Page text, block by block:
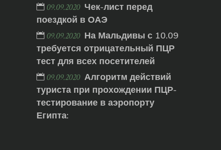
09.09.2020 Чек-лист перед
поездкой в ОАЭ
09.09.2020 На Мальдивы с 10.09
требуется отрицательный ПЦР
тест для всех посетителей
09.09.2020 Алгоритм действий
туриста при прохождении ПЦР-
тестирование в аэропорту
Египта: